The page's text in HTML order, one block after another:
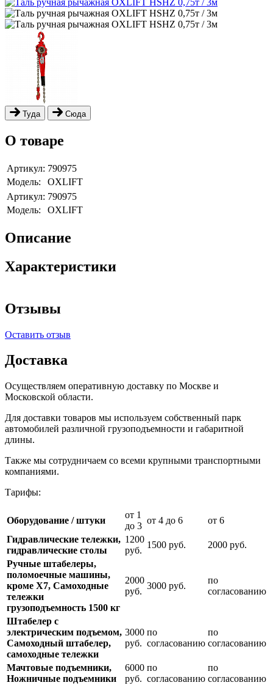
Туда Сюда
О товаре
Артикул: 790975
Модель:
OXLIFT
Артикул: 790975
Модель:
OXLIFT
Описание
Характеристики
Отзывы
Оставить отзыв
Доставка
Осуществляем оперативную доставку по Москве и
Московской области.
Для доставки товаров мы используем собственный парк
автомобилей различной грузоподъемности и габаритной
длины.
Также мы сотрудничаем со всеми крупными транспортными
компаниями.
Тарифы:
Оборудование / штуки
от 1
до 3
от 4 до 6
от 6
Гидравлические тележки,
гидравлические столы
1200
руб.
1500 руб.
2000 руб.
Ручные штабелеры,
поломоечные машины,
кроме Х7, Самоходные
тележки
грузоподъемность 1500 кг
2000
руб.
3000 руб.
по
согласованию
Штабелер с
электрическим подъемом,
Самоходный штабелер,
самоходные тележки
3000
руб.
по
согласованию
по
согласованию
Мачтовые подъемники,
Ножничные подъемники
6000
руб.
по
согласованию
по
согласованию